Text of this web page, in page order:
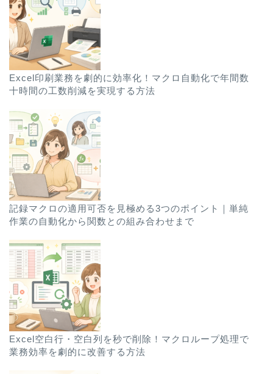
Excel印刷業務を劇的に効率化！マクロ自動化で年間数
十時間の工数削減を実現する方法
記録マクロの適用可否を見極める3つのポイント｜単純
作業の自動化から関数との組み合わせまで
Excel空白行・空白列を秒で削除！マクロループ処理で
業務効率を劇的に改善する方法